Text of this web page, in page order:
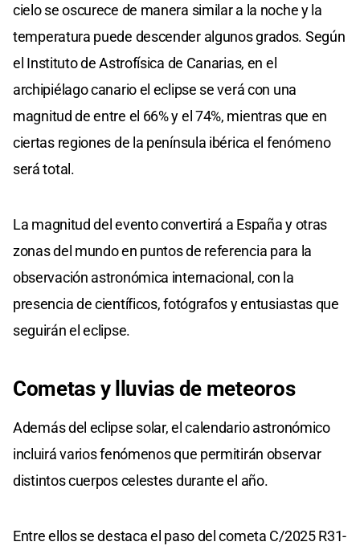
cielo se oscurece de manera similar a la noche y la
temperatura puede descender algunos grados. Según
el Instituto de Astrofísica de Canarias, en el
archipiélago canario el eclipse se verá con una
magnitud de entre el 66% y el 74%, mientras que en
ciertas regiones de la península ibérica el fenómeno
será total.
La magnitud del evento convertirá a España y otras
zonas del mundo en puntos de referencia para la
observación astronómica internacional, con la
presencia de científicos, fotógrafos y entusiastas que
seguirán el eclipse.
Cometas y lluvias de meteoros
Además del eclipse solar, el calendario astronómico
incluirá varios fenómenos que permitirán observar
distintos cuerpos celestes durante el año.
Entre ellos se destaca el paso del cometa C/2025 R31-